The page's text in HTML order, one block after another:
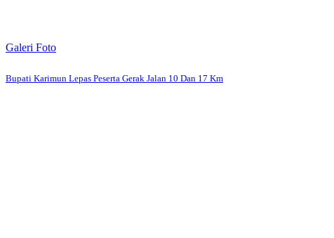
Galeri Foto
Bupati Karimun Lepas Peserta Gerak Jalan 10 Dan 17 Km